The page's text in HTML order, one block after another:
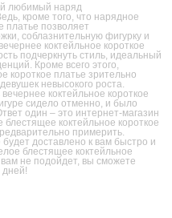
любимый наряд
кроме того, что нарядное
платье позволяет
соблазнительную фигурку и
коктейльное короткое
подчеркнуть стиль, идеальный
Кроме всего этого,
короткое платье зрительно
невысокого роста.
коктейльное короткое
сидело отменно, и было
один – это интернет-магазин
коктейльное короткое
примерить.
доставлено к вам быстро и
блестящее коктейльное
не подойдет, вы сможете
дней!